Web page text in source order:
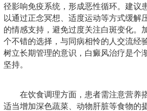
径影响免疫系统，形成恶性循环。建议
以通过正念冥想、适度运动等方式缓解
的情感支持，避免过度关注白斑变化。
个不错的选择，与同病相怜的人交流经
树立长期管理的意识，白癜风治疗是个
坚持。
在饮食调理方面，患者需注意营养
适当增加深色蔬菜、动物肝脏等食物的